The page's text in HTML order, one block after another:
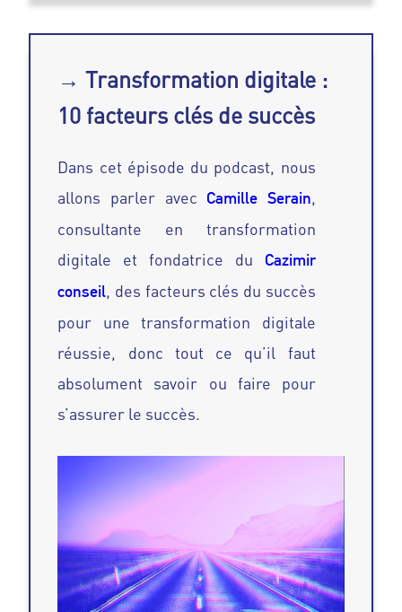
→ Transformation digitale :
10 facteurs clés de succès
Dans cet épisode du podcast, nous
allons parler avec Camille Serain,
consultante en transformation
digitale et fondatrice du Cazimir
conseil, des facteurs clés du succès
pour une transformation digitale
réussie, donc tout ce qu’il faut
absolument savoir ou faire pour
s’assurer le succès.